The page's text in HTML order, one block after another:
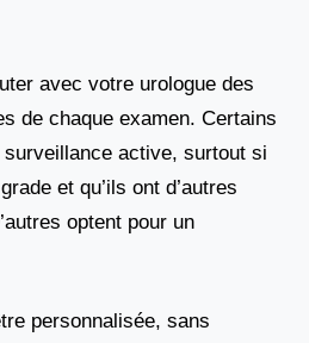
avec votre urologue des
de chaque examen. Certains
active, surtout si
et qu’ils ont d’autres
optent pour un
personnalisée, sans